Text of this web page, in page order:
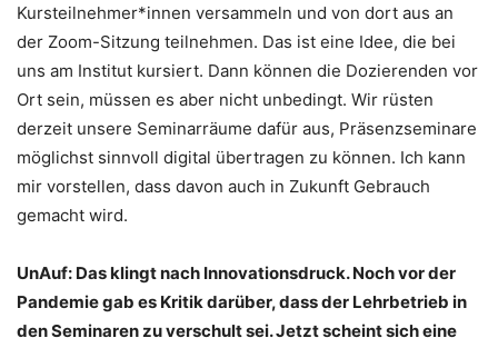
Kursteilnehmer*innen versammeln und von dort aus an
der Zoom-Sitzung teilnehmen. Das ist eine Idee, die bei
uns am Institut kursiert. Dann können die Dozierenden vor
Ort sein, müssen es aber nicht unbedingt. Wir rüsten
derzeit unsere Seminarräume dafür aus, Präsenzseminare
möglichst sinnvoll digital übertragen zu können. Ich kann
mir vorstellen, dass davon auch in Zukunft Gebrauch
gemacht wird.
UnAuf: Das klingt nach Innovationsdruck. Noch vor der
Pandemie gab es Kritik darüber, dass der Lehrbetrieb in
den Seminaren zu verschult sei. Jetzt scheint sich eine